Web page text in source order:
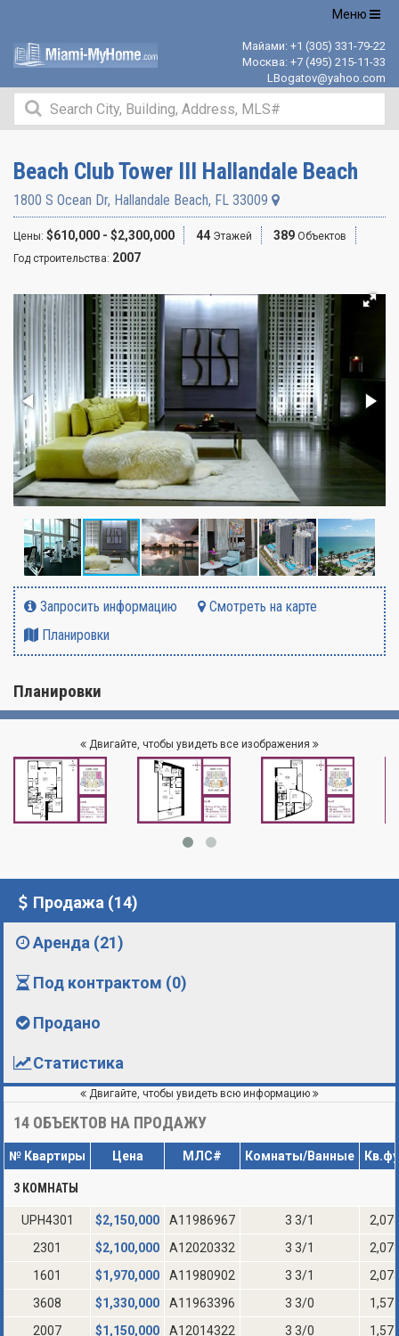
Открыть
Меню
Майами: +1 (305) 331-79-22
Москва: +7 (495) 215-11-33
LBogatov@yahoo.com
Beach Club Tower III Hallandale Beach
1800 S Ocean Dr, Hallandale Beach, FL 33009
Цены: $610,000 - $2,300,000 44 Этажей 389 Объектов
Год строительства: 2007
Запросить информацию
Смотреть на карте
Планировки
Планировки
Двигайте, чтобы увидеть все изображения
Продажа (14)
Аренда (21)
Под контрактом (0)
Продано
Статистика
Двигайте, чтобы увидеть всю информацию
14 ОБЪЕКТОВ НА ПРОДАЖУ
№ Квартиры Цена МЛС# Комнаты/Ванные
3 КОМНАТЫ
UPH4301 $2,150,000 A11986967 3 3/1
2301
$2,100,000 A12020332 3 3/1
1601
$1,970,000 A11980902 3 3/1
3608
$1,330,000 A11963396 3 3/0
2007
$1,150,000 A12014322 3 3/0